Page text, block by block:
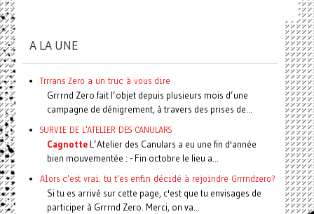
A LA UNE
Trrrans Zero a un truc à vous dire
Grrrnd Zero fait l’objet depuis plusieurs mois d’une
campagne de dénigrement, à travers des prises de...
SURVIE DE L'ATELIER DES CANULARS
CagnotteL’Atelier des Canulars a eu une fin d'année
bien mouvementée : - Fin octobre le lieu a...
Alors c'est vrai, tu t'es enfin décidé à rejoindre Grrrndzero?
Si tu es arrivé sur cette page, c'est que tu envisages de
participer à Grrrnd Zero. Merci, on va...